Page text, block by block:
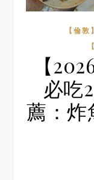
【倫
【
必吃
薦：